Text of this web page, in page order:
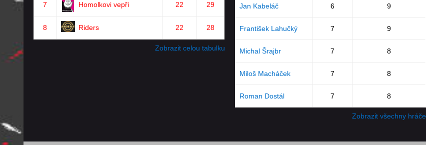
7 Homolkovi vepři 22 29
8 Riders 22 28
Zobrazit celou tabulku
Jan Kabeláč 6 9
František Lahučký 7 9
Michal Šrajbr 7 8
Miloš Macháček 7 8
Roman Dostál 7 8
Zobrazit všechny hráče